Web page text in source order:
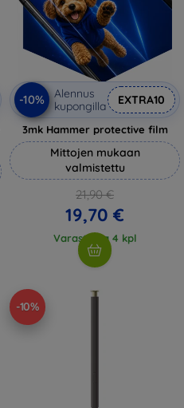
-10%
Alennus
kupongilla
EXTRA10
3mk Hammer protective film
Mittojen mukaan
valmistettu
21,90 €
19,70 €
Varastossa 4 kpl
-10%